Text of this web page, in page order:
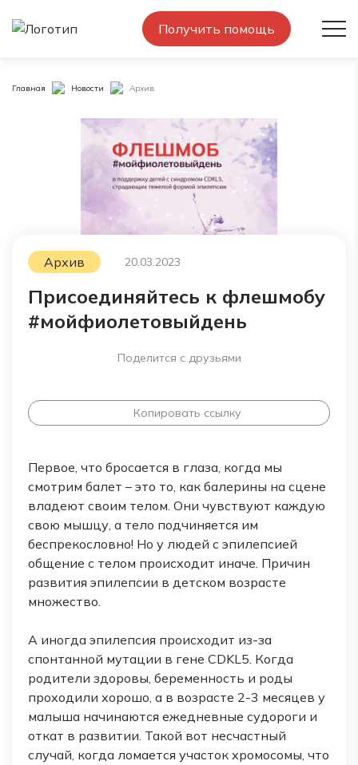
Получить помощь
Главная Новости Архив
Архив 20.03.2023
Присоединяйтесь к флешмобу
#мойфиолетовыйдень
Поделится с друзьями
Копировать ссылку
Первое, что бросается в глаза, когда мы
смотрим балет – это то, как балерины на сцене
владеют своим телом. Они чувствуют каждую
свою мышцу, а тело подчиняется им
беспрекословно! Но у людей с эпилепсией
общение с телом происходит иначе. Причин
развития эпилепсии в детском возрасте
множество.
А иногда эпилепсия происходит из-за
спонтанной мутации в гене CDKL5. Когда
родители здоровы, беременность и роды
проходили хорошо, а в возрасте 2-3 месяцев у
малыша начинаются ежедневные судороги и
откат в развитии. Такой вот несчастный
случай, когда ломается участок хромосомы, что